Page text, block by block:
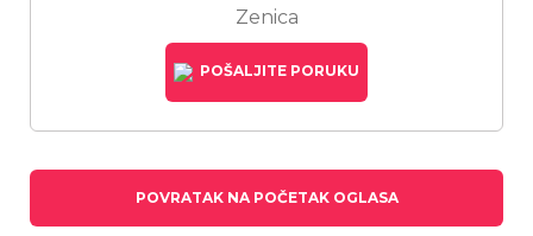
Zenica
POŠALJITE PORUKU
POVRATAK NA POČETAK OGLASA